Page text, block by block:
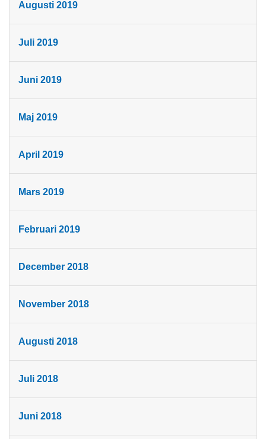
Augusti 2019
Juli 2019
Juni 2019
Maj 2019
April 2019
Mars 2019
Februari 2019
December 2018
November 2018
Augusti 2018
Juli 2018
Juni 2018